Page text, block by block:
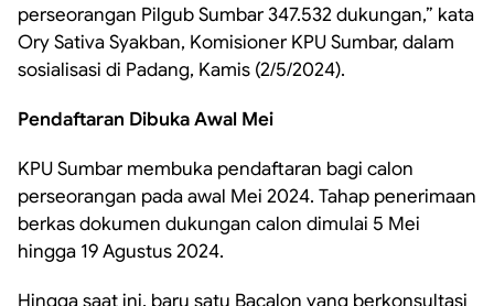
perseorangan Pilgub Sumbar 347.532 dukungan,” kata
Ory Sativa Syakban, Komisioner KPU Sumbar, dalam
sosialisasi di Padang, Kamis (2/5/2024).
Pendaftaran Dibuka Awal Mei
KPU Sumbar membuka pendaftaran bagi calon
perseorangan pada awal Mei 2024. Tahap penerimaan
berkas dokumen dukungan calon dimulai 5 Mei
hingga 19 Agustus 2024.
Hingga saat ini, baru satu Bacalon yang berkonsultasi